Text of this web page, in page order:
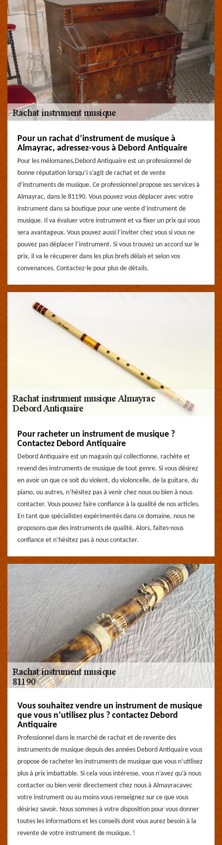
Pour un rachat d’instrument de musique à
Almayrac, adressez-vous à Debord Antiquaire
Pour les mélomanes,Debord Antiquaire est un professionnel de
bonne réputation lorsqu’i s’agit de rachat et de vente
d’instruments de musique. Ce professionnel propose ses services à
Almayrac, dans le 81190. Vous pouvez vous déplacer avec votre
instrument dans sa boutique pour une vente d’instrument de
musique. Il va évaluer votre instrument et va fixer un prix qui vous
sera avantageux. Vous pouvez aussi l’inviter chez vous si vous ne
pouvez pas déplacer l’instrument. Si vous trouvez un accord sur le
prix, il va le récuperer dans les plus brefs délais et selon vos
convenances. Contactez-le pour plus de détails.
Pour racheter un instrument de musique ?
Contactez Debord Antiquaire
Debord Antiquaire est un magasin qui collectionne, rachète et
revend des instruments de musique de tout genre. Si vous désirez
en avoir un que ce soit du violent, du violoncelle, de la guitare, du
piano, ou autres, n’hésitez pas à venir chez nous ou bien à nous
contacter. Vous pouvez faire confiance à la qualité de nos articles.
En tant que spécialistes expérimentés dans ce domaine, nous ne
proposons que des instruments de qualité. Alors, faites-nous
confiance et n’hésitez pas à nous contacter.
Vous souhaitez vendre un instrument de musique
que vous n’utilisez plus ? contactez Debord
Antiquaire
Professionnel dans le marché de rachat et de revente des
instruments de musique depuis des années Debord Antiquaire vous
propose de racheter les instruments de musique que vous n’utilisez
plus à prix imbattable. Si cela vous intéresse, vous n’avez qu’à nous
contacter ou bien venir directement chez nous à Almayracavec
votre instrument ou au moins vous renseignez sur ce que vous
désiriez savoir. Nous sommes à votre disposition pour vous donner
toutes les informations et les conseils dont vous aurez besoin à la
revente de votre instrument de musique. !